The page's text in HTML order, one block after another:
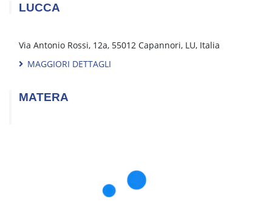
Via Ettore Majorana, 2H, 50019 Osmannoro, FI, Italia
MAGGIORI DETTAGLI
FROSINONE